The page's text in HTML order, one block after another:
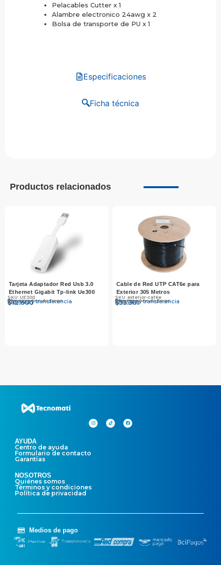
Especificaciones
Ficha técnica
Pelacables Cutter x 1
Alambre electronico 24awg x 2
Bolsa de transporte de PU x 1
Productos relacionados
Adaptador Red Usb 3.0
Gigabit Tp-link Ue300
UE300
12.600y transferencia
12.990medios de pago
Cable de Red UTP CAT6e para
Exterior 305 Metros
SKU: exterior-cat6e
53.301
Efectivo y transferencia
54.950
Otros medios de pago
AYUDA
Centro de ayuda
Formulario de contacto
Garantías
NOSOTROS
Quiénes somos
Términos y condiciones
Política de privacidad
Medios de pago